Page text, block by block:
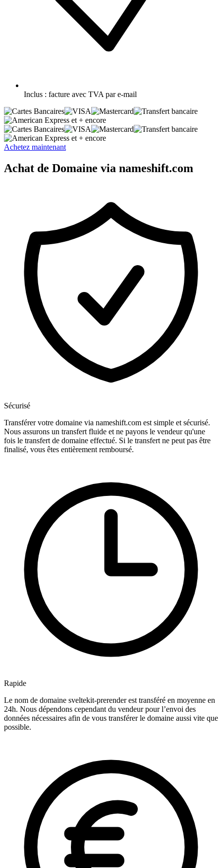
Inclus : facture avec TVA par e-mail
et + encore
et + encore
Achetez maintenant
Achat de Domaine via nameshift.com
Sécurisé
Transférer votre domaine via nameshift.com est simple et sécurisé.
Nous assurons un transfert fluide et ne payons le vendeur qu'une
fois le transfert de domaine effectué. Si le transfert ne peut pas être
finalisé, vous êtes entièrement remboursé.
Rapide
Le nom de domaine sveltekit-prerender est transféré en moyenne en
24h. Nous dépendons cependant du vendeur pour l’envoi des
données nécessaires afin de vous transférer le domaine aussi vite que
possible.